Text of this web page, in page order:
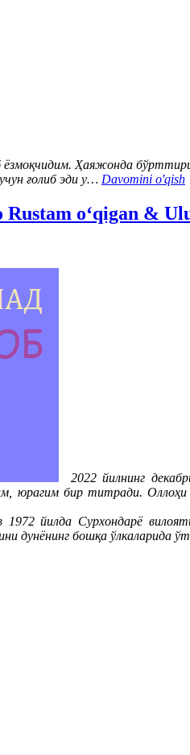
Ҳаяжонда
ғолиб эди у… Davomini o'qish
o‘qigan &
2022 йилнинг
юрагим бир титради.
йилда Сурхондарё
дунёнинг бошқа ўлкаларида